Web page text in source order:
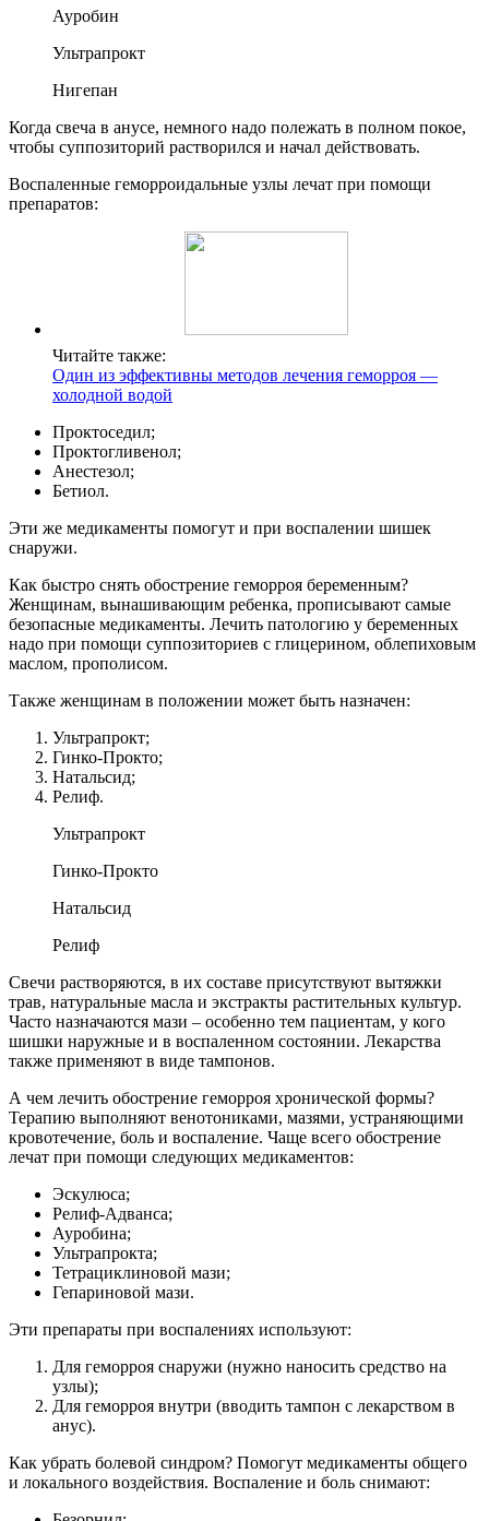
Ауробин
Ультрапрокт
Нигепан
Когда свеча в анусе, немного надо полежать в полном покое,
чтобы суппозиторий растворился и начал действовать.
Воспаленные геморроидальные узлы лечат при помощи
препаратов:
Читайте также:
Один из эффективны методов лечения геморроя —
холодной водой
Проктоседил;
Проктогливенол;
Анестезол;
Бетиол.
Эти же медикаменты помогут и при воспалении шишек
снаружи.
Как быстро снять обострение геморроя беременным?
Женщинам, вынашивающим ребенка, прописывают самые
безопасные медикаменты. Лечить патологию у беременных
надо при помощи суппозиториев с глицерином, облепиховым
маслом, прополисом.
Также женщинам в положении может быть назначен:
Ультрапрокт;
Гинко-Прокто;
Натальсид;
Релиф.
Ультрапрокт
Гинко-Прокто
Натальсид
Релиф
Свечи растворяются, в их составе присутствуют вытяжки
трав, натуральные масла и экстракты растительных культур.
Часто назначаются мази – особенно тем пациентам, у кого
шишки наружные и в воспаленном состоянии. Лекарства
также применяют в виде тампонов.
А чем лечить обострение геморроя хронической формы?
Терапию выполняют венотониками, мазями, устраняющими
кровотечение, боль и воспаление. Чаще всего обострение
лечат при помощи следующих медикаментов:
Эскулюса;
Релиф-Адванса;
Ауробина;
Ультрапрокта;
Тетрациклиновой мази;
Гепариновой мази.
Эти препараты при воспалениях используют:
Для геморроя снаружи (нужно наносить средство на
узлы);
Для геморроя внутри (вводить тампон с лекарством в
анус).
Как убрать болевой синдром? Помогут медикаменты общего
и локального воздействия. Воспаление и боль снимают: